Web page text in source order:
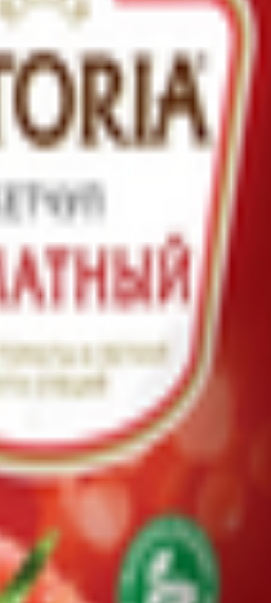
Е1442, соль йодированная,
87, литер Б1/б, кабинет 1